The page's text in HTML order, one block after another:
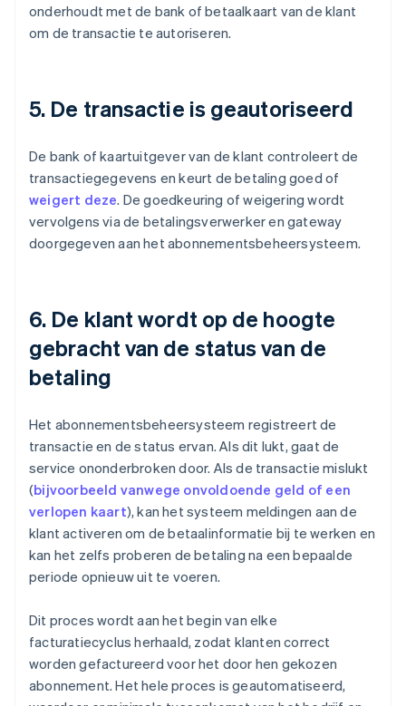
onderhoudt met de bank of betaalkaart van de klant
om de transactie te autoriseren.
5. De transactie is geautoriseerd
De bank of kaartuitgever van de klant controleert de
transactiegegevens en keurt de betaling goed of
weigert deze. De goedkeuring of weigering wordt
vervolgens via de betalingsverwerker en gateway
doorgegeven aan het abonnementsbeheersysteem.
6. De klant wordt op de hoogte
gebracht van de status van de
betaling
Het abonnementsbeheersysteem registreert de
transactie en de status ervan. Als dit lukt, gaat de
service ononderbroken door. Als de transactie mislukt
(bijvoorbeeld vanwege onvoldoende geld of een
verlopen kaart), kan het systeem meldingen aan de
klant activeren om de betaalinformatie bij te werken en
kan het zelfs proberen de betaling na een bepaalde
periode opnieuw uit te voeren.
Dit proces wordt aan het begin van elke
facturatiecyclus herhaald, zodat klanten correct
worden gefactureerd voor het door hen gekozen
abonnement. Het hele proces is geautomatiseerd,